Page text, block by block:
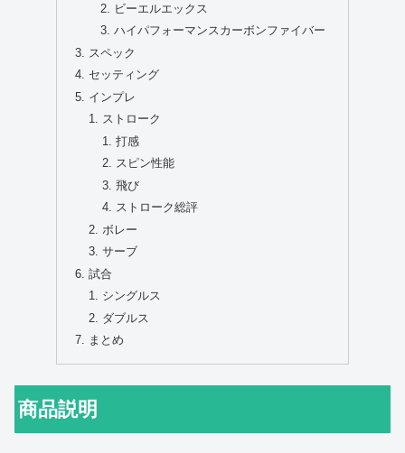
ビーエルエックス
ハイパフォーマンスカーボンファイバー
スペック
セッティング
インプレ
ストローク
打感
スピン性能
飛び
ストローク総評
ボレー
サーブ
試合
シングルス
ダブルス
まとめ
商品説明